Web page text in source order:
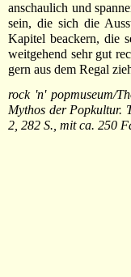
anschaulich und
sein, die sich die
Kapitel beackern, die
weitgehend sehr gut
gern aus dem Regal
rock 'n' popmuseum/
Mythos der Popkultur.
2, 282 S., mit ca. 250